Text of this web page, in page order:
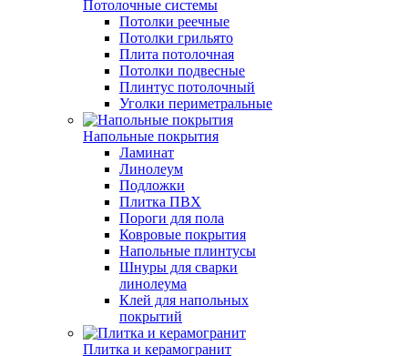
Потолочные системы
Потолки реечные
Потолки грильято
Плита потолочная
Потолки подвесные
Плинтус потолочный
Уголки периметральные
Напольные покрытия
Ламинат
Линолеум
Подложки
Плитка ПВХ
Пороги для пола
Ковровые покрытия
Напольные плинтусы
Шнуры для сварки
линолеума
Клей для напольных
покрытий
Плитка и керамогранит